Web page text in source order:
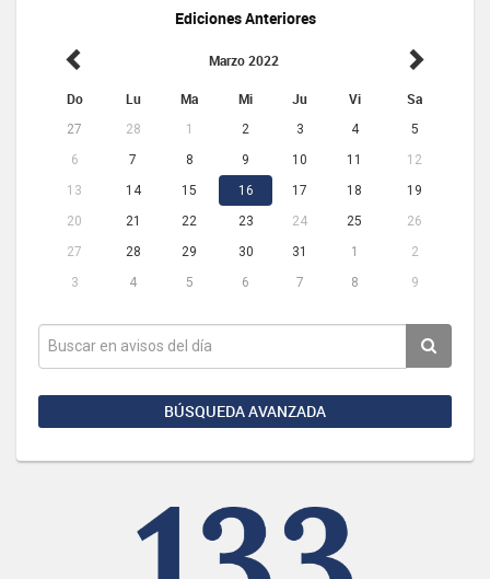
Ediciones Anteriores
Marzo 2022
Do Lu Ma Mi Ju Vi Sa
27 28 1 2 3 4
5
6
7 8 9 10 11
12
13
14 15 16 17 18
19
20
21 22 23 24 25
26
27
28 29 30 31 1
2
3
4 5 6 7 8 9
BÚSQUEDA AVANZADA